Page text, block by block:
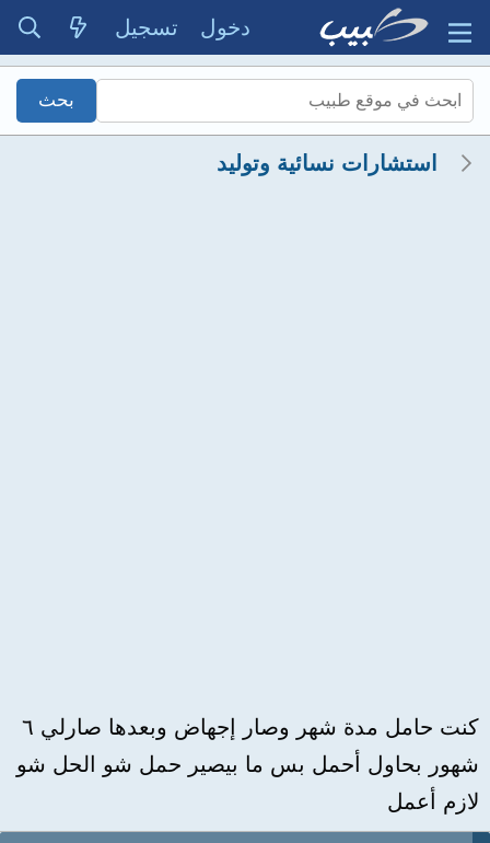
دخول تسجيل
استشارات نسائية وتوليد
كنت حامل مدة شهر وصار إجهاض وبعدها صارلي ٦
شهور بحاول أحمل بس ما بيصير حمل شو الحل شو
لازم أعمل